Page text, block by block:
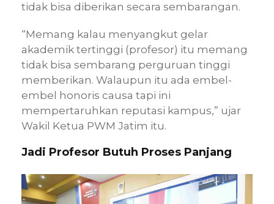
tidak bisa diberikan secara sembarangan.
“Memang kalau menyangkut gelar
akademik tertinggi (profesor) itu memang
tidak bisa sembarang perguruan tinggi
memberikan. Walaupun itu ada embel-
embel honoris causa tapi ini
mempertaruhkan reputasi kampus,” ujar
Wakil Ketua PWM Jatim itu.
Jadi Profesor Butuh Proses Panjang